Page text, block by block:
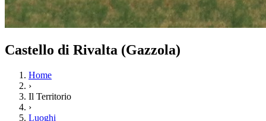
Castello di Rivalta (Gazzola)
Home
›
Il Territorio
›
Luoghi